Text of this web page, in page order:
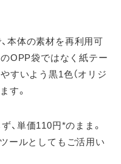
本体の素材を再利用可
OPP袋ではなく紙テー
すいよう黒1色（オリジ
す。
、単価110円*のまま。
ールとしてもご活用い